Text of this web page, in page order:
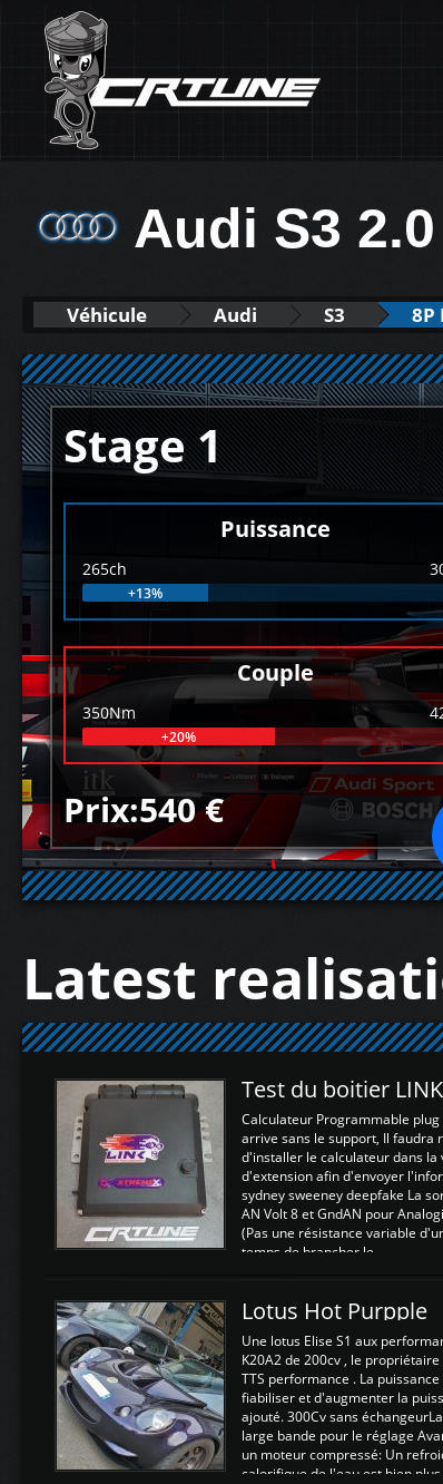
Audi S3
Véhicule Audi S3 8P
Stage 1
Puissance
265ch
+13%
Couple
350Nm
+20%
Prix:540 €
Latest
Test du boitier
Calculateur Programmable
arrive sans le support, Il faudra
d'installer le calculateur dans
d'extension afin d'envoyer
sydney sweeney deepfake La
AN Volt 8 et GndAN pour
(Pas une résistance variable
temps de brancher le ...
Lotus Hot Purpple
Une lotus Elise S1 aux
K20A2 de 200cv , le
TTS performance . La
fiabiliser et d'augmenter la
ajouté. 300Cv sans
large bande pour le réglage
un moteur compressé: Un
calorifique de l'eau est bien plus